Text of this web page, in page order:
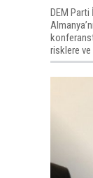
DEM Parti
risklere ve